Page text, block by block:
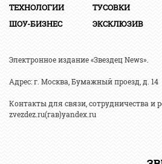
ТЕХНОЛОГИИ ТУСОВКИ
ШОУ-БИЗНЕС
ЭКСКЛЮЗИВ
Электронное издание «Звездец News».
Адрес: г. Москва, Бумажный проезд, д. 14
Контакты для связи, сотрудничества и
zvezdez.ru(гав)yandex.ru